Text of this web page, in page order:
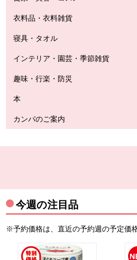
衣料品・衣料雑貨
寝具・タオル
インテリア・園芸・季節雑貨
趣味・行楽・防災
本
カンパのご案内
今週の注目品
※予約価格は、直近の予約週の予定価